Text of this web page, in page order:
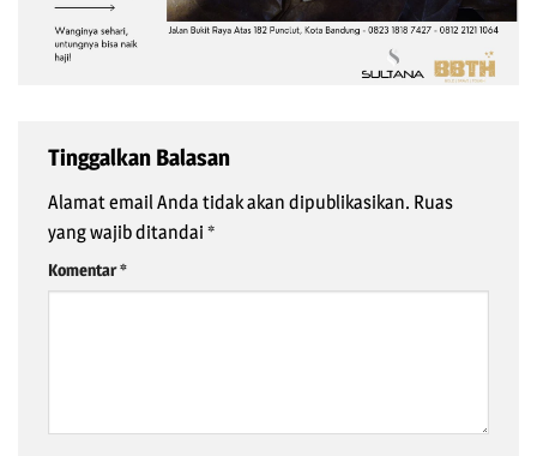
Tinggalkan Balasan
Alamat email Anda tidak akan dipublikasikan. Ruas
yang wajib ditandai *
Komentar*